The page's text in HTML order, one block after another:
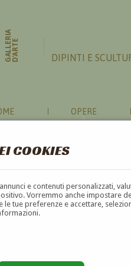
COOKIES
e contenuti personalizzati,
Vorremmo anche impostare
le tue preferenze e accettare,
GALLERIAD'ARTE DIPINTI E
OPERE
D E F G H I J K